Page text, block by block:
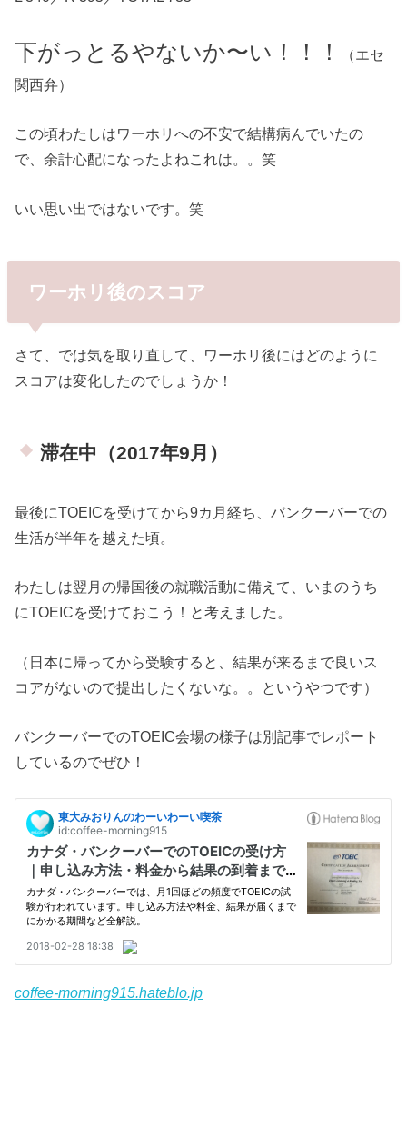
下がっとるやないか〜い！！！
（エセ
関西弁）
この頃わたしはワーホリへの不安で結構病んでいたの
で、余計心配になったよねこれは。。笑
いい思い出ではないです。笑
ワーホリ後のスコア
さて、では気を取り直して、ワーホリ後にはどのように
スコアは変化したのでしょうか！
滞在中（2017年9月）
最後にTOEICを受けてから9カ月経ち、バンクーバーでの
生活が半年を越えた頃。
わたしは翌月の帰国後の就職活動に備えて、いまのうち
にTOEICを受けておこう！と考えました。
（日本に帰ってから受験すると、結果が来るまで良いス
コアがないので提出したくないな。。というやつです）
バンクーバーでのTOEIC会場の様子は別記事でレポート
しているのでぜひ！
coffee-morning915.hateblo.jp